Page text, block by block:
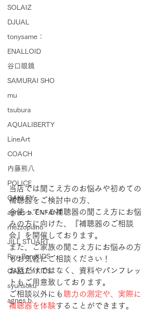
SOLAIZ
DJUAL
tonysame：
ENALLOID
谷口眼鏡
SAMURAI SHO
mu
tsubura
AQUALIBERTY
LineArt
COACH
内藤熊八
POLICE
OAKLEY
agnes b. ENFANT
mezzopiano
JILL STUART
Ray-Ban KIDS
OAKLEY KIDS
syunsoku
agnes b.
当店では聞こえ方のお悩みや初めての
補聴器をご検討中の方、
今使っている補聴器の聞こえ方にお悩
みの方に向けた、『補聴器のご相談
会』を開催しております。
また、ご家族の聞こえ方にお悩みの方
もお気軽にご相談ください！
お話だけではなく、資料やパンフレッ
トもご用意致しております。
ご相談以外にも 聴力の測定や、実際に
補聴器を体験することができます。